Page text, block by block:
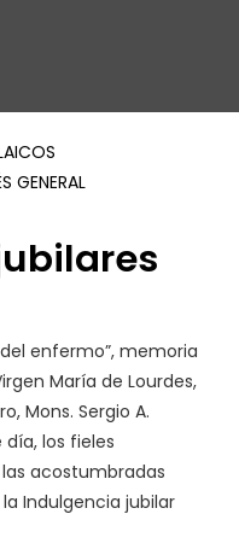
GENERAL
enfermo”, memoria
María de Lourdes,
Mons. Sergio A.
los fieles
acostumbradas
Indulgencia jubilar